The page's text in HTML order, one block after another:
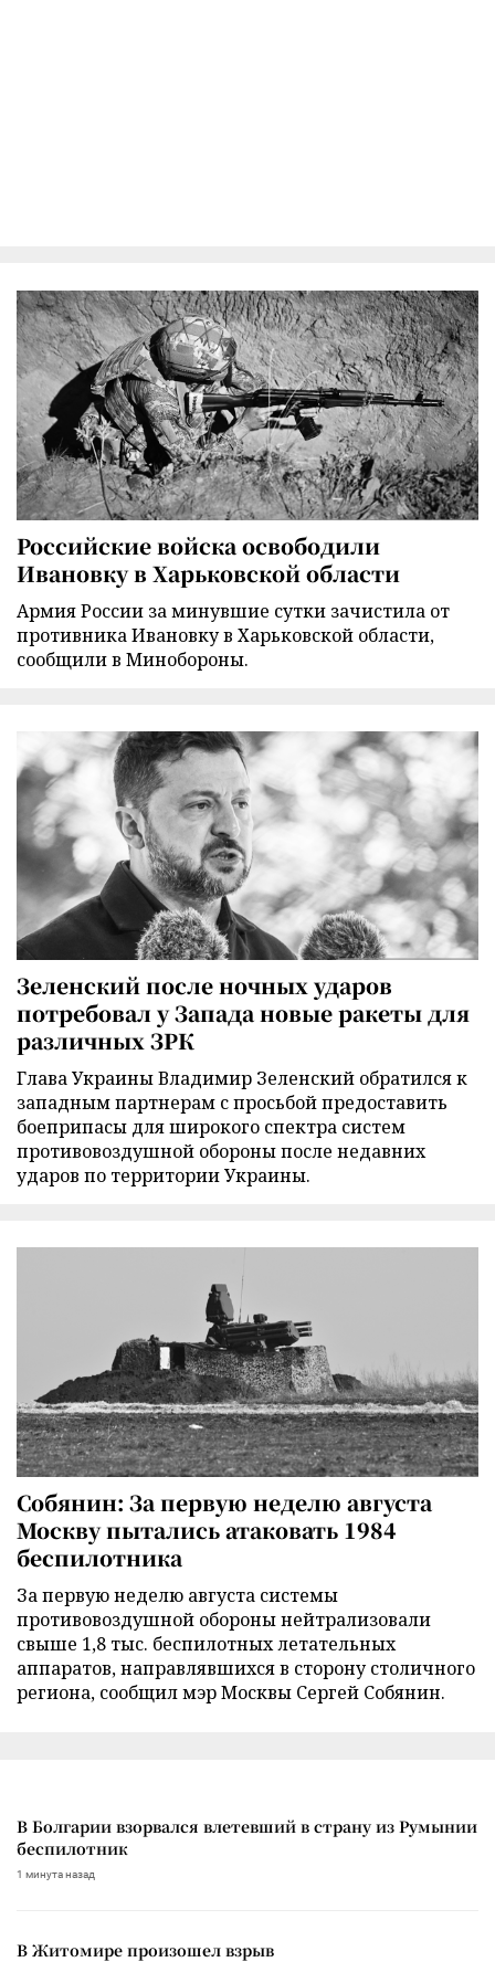
Российские войска освободили
Ивановку в Харьковской области
Армия России за минувшие сутки зачистила от
противника Ивановку в Харьковской области,
сообщили в Минобороны.
Зеленский после ночных ударов
потребовал у Запада новые ракеты для
различных ЗРК
Глава Украины Владимир Зеленский обратился к
западным партнерам с просьбой предоставить
боеприпасы для широкого спектра систем
противовоздушной обороны после недавних
ударов по территории Украины.
Собянин: За первую неделю августа
Москву пытались атаковать 1984
беспилотника
За первую неделю августа системы
противовоздушной обороны нейтрализовали
свыше 1,8 тыс. беспилотных летательных
аппаратов, направлявшихся в сторону столичного
региона, сообщил мэр Москвы Сергей Собянин.
В Болгарии взорвался влетевший в страну из Румынии
беспилотник
1 минута назад
В Житомире произошел взрыв